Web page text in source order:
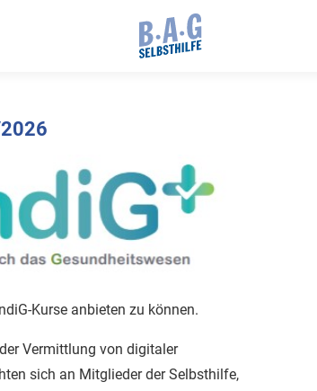
Kurse anbieten zu können.
Vermittlung von digitaler
sich an Mitglieder der Selbsthilfe,